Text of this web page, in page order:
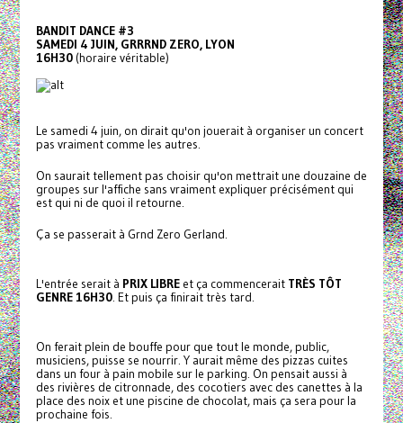
BANDIT DANCE #3
SAMEDI 4 JUIN, GRRRND ZERO, LYON
16H30(horaire véritable)
Le samedi 4 juin, on dirait qu'on jouerait à organiser un concert
pas vraiment comme les autres.
On saurait tellement pas choisir qu'on mettrait une douzaine de
groupes sur l'affiche sans vraiment expliquer précisément qui
est qui ni de quoi il retourne.
Ça se passerait à Grnd Zero Gerland.
L'entrée serait à PRIX LIBREet ça commencerait TRÈS TÔT
GENRE 16H30. Et puis ça finirait très tard.
On ferait plein de bouffe pour que tout le monde, public,
musiciens, puisse se nourrir. Y aurait même des pizzas cuites
dans un four à pain mobile sur le parking. On pensait aussi à
des rivières de citronnade, des cocotiers avec des canettes à la
place des noix et une piscine de chocolat, mais ça sera pour la
prochaine fois.